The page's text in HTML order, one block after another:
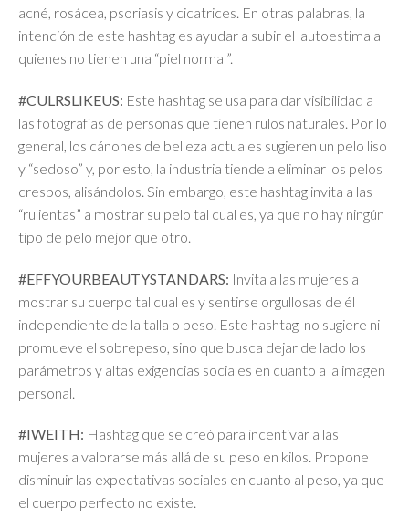
acné, rosácea, psoriasis y cicatrices. En otras palabras, la
intención de este hashtag es ayudar a subir el autoestima a
quienes no tienen una “piel normal”.
#CULRSLIKEUS: Este hashtag se usa para dar visibilidad a
las fotografías de personas que tienen rulos naturales. Por lo
general, los cánones de belleza actuales sugieren un pelo liso
y “sedoso” y, por esto, la industria tiende a eliminar los pelos
crespos, alisándolos. Sin embargo, este hashtag invita a las
“rulientas” a mostrar su pelo tal cual es, ya que no hay ningún
tipo de pelo mejor que otro.
#EFFYOURBEAUTYSTANDARS: Invita a las mujeres a
mostrar su cuerpo tal cual es y sentirse orgullosas de él
independiente de la talla o peso. Este hashtag no sugiere ni
promueve el sobrepeso, sino que busca dejar de lado los
parámetros y altas exigencias sociales en cuanto a la imagen
personal.
#IWEITH: Hashtag que se creó para incentivar a las
mujeres a valorarse más allá de su peso en kilos. Propone
disminuir las expectativas sociales en cuanto al peso, ya que
el cuerpo perfecto no existe.